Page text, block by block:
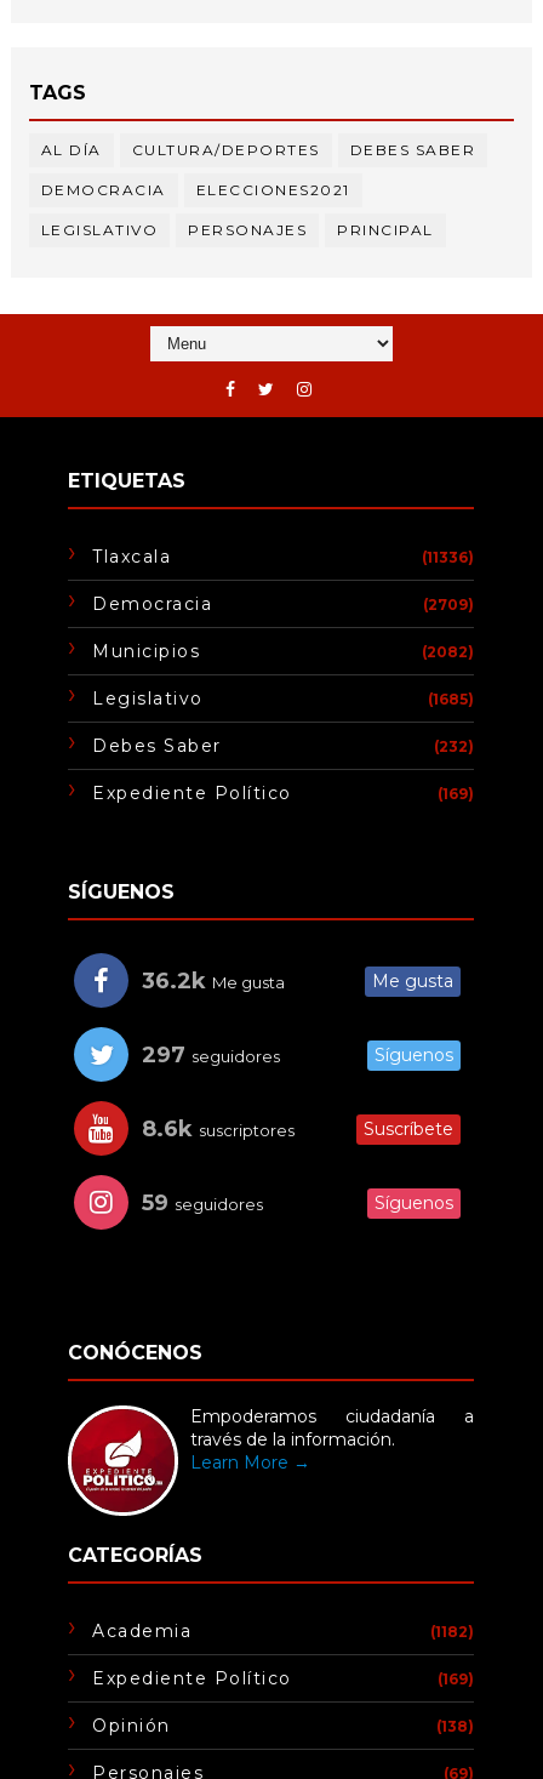
TAGS
AL DÍA CULTURA/DEPORTES DEBES SABER
DEMOCRACIA ELECCIONES2021
LEGISLATIVO PERSONAJES PRINCIPAL
ETIQUETAS
Tlaxcala (11336)
Democracia (2709)
Municipios (2082)
Legislativo (1685)
Debes Saber (232)
Expediente Político (169)
SÍGUENOS
36.2k Me gusta Me gusta
297 seguidores Síguenos
8.6k suscriptores Suscríbete
59 seguidores Síguenos
CONÓCENOS
Empoderamos ciudadanía a
través de la información.
Learn More →
CATEGORÍAS
Academia (1182)
Expediente Político (169)
Opinión (138)
Personajes (69)